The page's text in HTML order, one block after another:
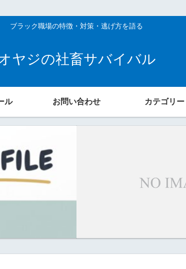
ブラック職場の特徴・対策・逃げ方を語る
ヤジの社畜サバイバル
ル お問い合わせ カテゴリー